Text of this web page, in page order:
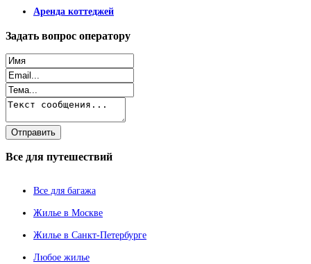
Аренда коттеджей
Задать вопрос оператору
Все для путешествий
Все для багажа
Жилье в Москве
Жилье в Санкт-Петербурге
Любое жилье